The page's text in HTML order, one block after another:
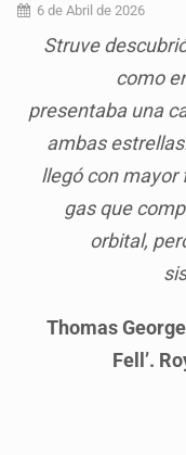
6 de Abril de 2026
Struve
como
presentaba una
ambas
llegó con mayor
gas que
orbital,
Thomas
Fell’.